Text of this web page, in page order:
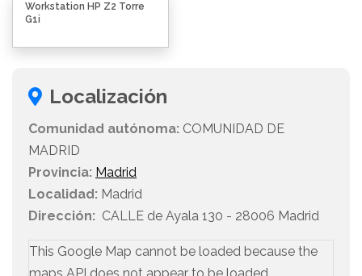
Workstation HP Z2 Torre
G1i
Localización
Comunidad autónoma: COMUNIDAD DE
MADRID
Provincia: Madrid
Localidad: Madrid
Dirección: CALLE de Ayala 130 - 28006 Madrid
This Google Map cannot be loaded because the